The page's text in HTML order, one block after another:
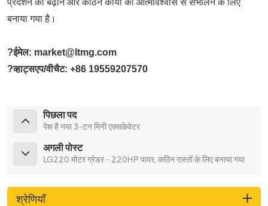
बनाया गया है।
?ईमेल: market@ltmg.com
?व्हाट्सएप/वीचैट: +86 19559207570
पिछला पद
पेश है नया 3-टन मिनी एक्सकेवेटर
अगली पोस्ट
LG220 मोटर ग्रेडर - 220HP पावर, कठिन रास्तों के लिए बनाया गया
श्रेणियाँ